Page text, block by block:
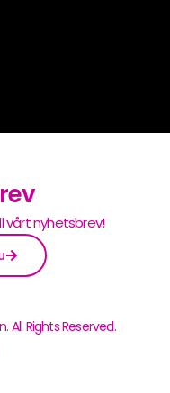
vårt nyhetsbrev!
All Rights Reserved.